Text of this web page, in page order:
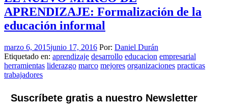
APRENDIZAJE: Formalización de la
educación informal
marzo 6, 2015junio 17, 2016 Por: Daniel Durán
Etiquetado en: aprendizaje desarrollo educacion empresarial
herramientas liderazgo marco mejores organizaciones practicas
trabajadores
Suscríbete gratis a nuestro Newsletter